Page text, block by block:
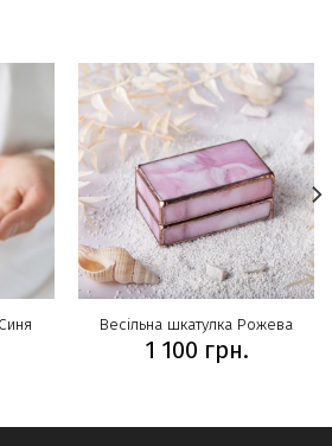
Весільна шкатулка Рожева
1 100 грн.